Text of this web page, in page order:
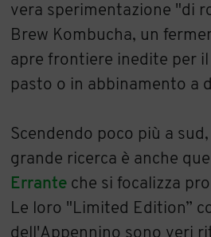
vera sperimentazione "di
Brew Kombucha, un
apre frontiere inedite per
pasto o in abbinamento a
Scendendo poco più a sud,
grande ricerca è anche
Errante che si focalizza
Le loro "Limited Edition”
dell'Appennino sono veri